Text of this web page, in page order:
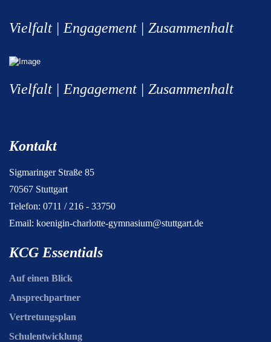
Vielfalt | Engagement | Zusammenhalt
Vielfalt | Engagement | Zusammenhalt
Kontakt
Sigmaringer Straße 85
70567 Stuttgart
Telefon: 0711 / 216 - 33750
Email: koenigin-charlotte-gymnasium@stuttgart.de
KCG Essentials
Auf einen Blick
Ansprechpartner
Vertretungsplan
Schulentwicklung